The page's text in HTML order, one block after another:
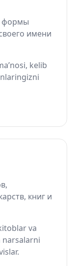
формы
имени
kelib
книг и
va
narsalarni